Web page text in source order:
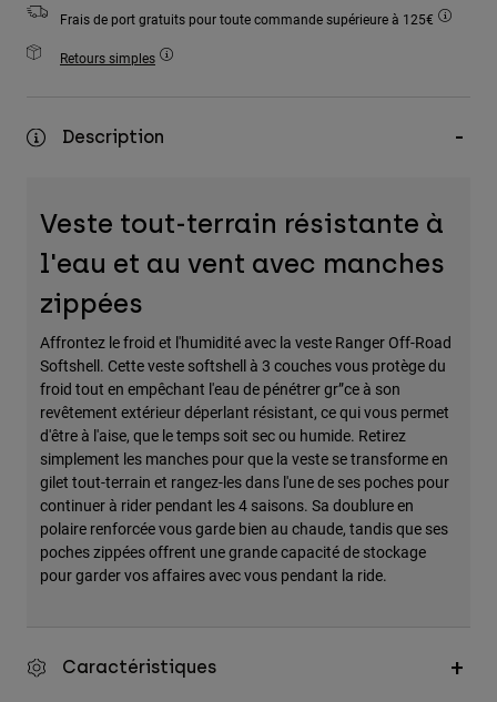
Accessoires
Tous les accessoires
Chapeaux et Casquettes
Frais de port gratuits pour toute commande supérieure à 125€
Retours simples
Description
Veste tout-terrain résistante à
l'eau et au vent avec manches
zippées
Affrontez le froid et l'humidité avec la veste Ranger Off-Road
Softshell. Cette veste softshell à 3 couches vous protège du
froid tout en empêchant l'eau de pénétrer gr”ce à son
revêtement extérieur déperlant résistant, ce qui vous permet
d'être à l'aise, que le temps soit sec ou humide. Retirez
simplement les manches pour que la veste se transforme en
gilet tout-terrain et rangez-les dans l'une de ses poches pour
continuer à rider pendant les 4 saisons. Sa doublure en
polaire renforcée vous garde bien au chaude, tandis que ses
poches zippées offrent une grande capacité de stockage
pour garder vos affaires avec vous pendant la ride.
Caractéristiques